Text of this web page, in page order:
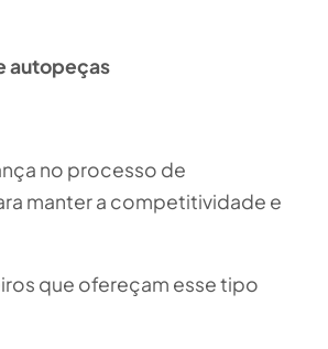
autopeças
no processo de
manter a competitividade e
que ofereçam esse tipo